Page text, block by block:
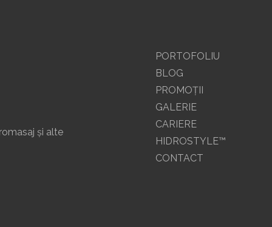
și alte
PORTOFOLIU
BLOG
PROMOŢII
GALERIE
CARIERE
HIDROSTYLE™
CONTACT